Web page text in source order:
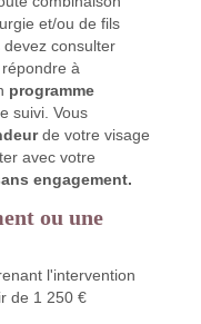
et/ou de fils
consulter
à
programme
suivi. Vous
de votre visage
avec votre
engagement.
ou une
l'intervention
de 1 250 €